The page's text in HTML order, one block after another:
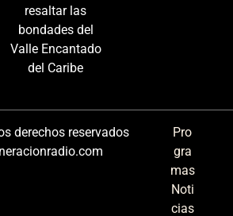
resaltar las
bondades del
Valle Encantado
del Caribe
derechos reservados
Pro
gra
mas
Noti
cias